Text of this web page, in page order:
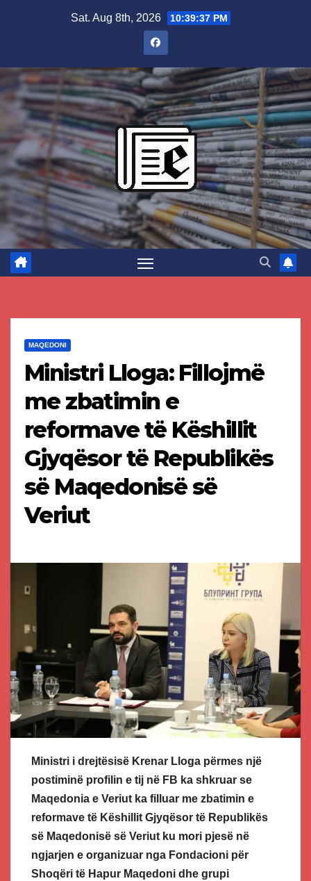
Sat. Aug 8th, 2026 10:39:38 PM
MAQEDONI
Ministri Lloga: Fillojmë
me zbatimin e
reformave të Këshillit
Gjyqësor të Republikës
së Maqedonisë së
Veriut
Ministri i drejtësisë Krenar Lloga përmes një
postiminë profilin e tij në FB ka shkruar se
Maqedonia e Veriut ka filluar me zbatimin e
reformave të Këshillit Gjyqësor të Republikës
së Maqedonisë së Veriut ku mori pjesë në
ngjarjen e organizuar nga Fondacioni për
Shoqëri të Hapur Maqedoni dhe grupi